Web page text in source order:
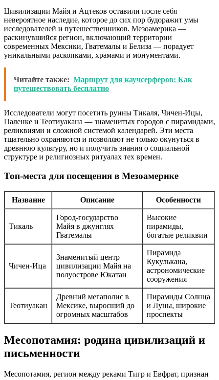
Цивилизации Майя и Ацтеков оставили после себя
невероятное наследие, которое до сих пор будоражит умы
исследователей и путешественников. Мезоамерика —
раскинувшийся регион, включающий территории
современных Мексики, Гватемалы и Белиза — порадует
уникальными раскопками, храмами и монументами.
Читайте также: Маршрут для каучсерферов: Как
путешествовать бесплатно
Исследователи могут посетить руины Тикаля, Чичен-Ицы,
Паленке и Теотиуакана — знаменитых городов с пирамидами,
реликвиями и сложной системой календарей. Эти места
тщательно охраняются и позволяют не только окунуться в
древнюю культуру, но и получить знания о социальной
структуре и религиозных ритуалах тех времен.
Топ-места для посещения в Мезоамерике
Название Описание Особенности
Тикаль
Город-государство
Майя в джунглях
Гватемалы
Высокие
пирамиды,
богатые реликвии
Чичен-Ица
Знаменитый центр
цивилизации Майя на
полуострове Юкатан
Пирамида
Кукулькана,
астрономические
сооружения
Теотиуакан
Древний мегаполис в
Мексике, выросший до
огромных масштабов
Пирамиды Солнца
и Луны, широкие
проспекты
Месопотамия: родина цивилизаций и
письменности
Месопотамия, регион между реками Тигр и Евфрат, признан